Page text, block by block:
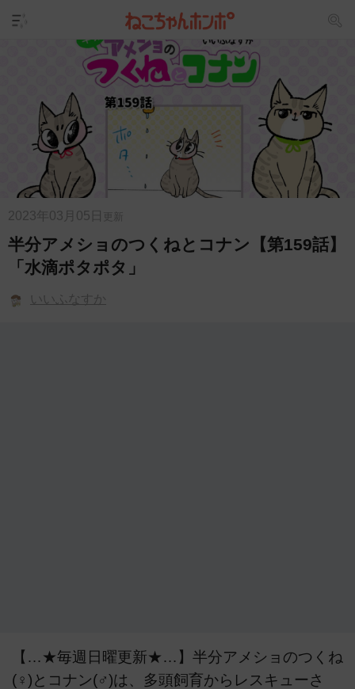
2023年03月05日 更新
半分アメショのつくねとコナン【第159話】
「水滴ポタポタ」
いいふなすか
【…★毎週日曜更新★…】半分アメショのつくね
(♀)とコナン(♂)は、多頭飼育からレスキューさ